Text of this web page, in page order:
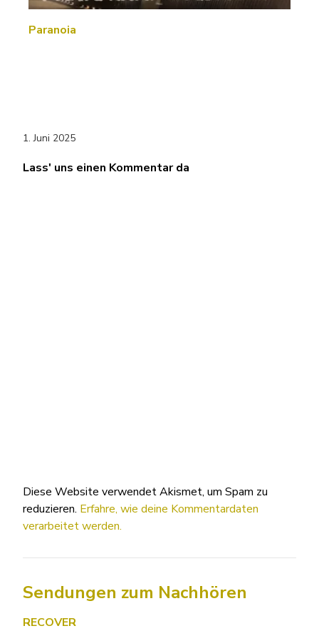
Paranoia
1. Juni 2025
Lass' uns einen Kommentar da
Diese Website verwendet Akismet, um Spam zu
reduzieren. Erfahre, wie deine Kommentardaten
verarbeitet werden.
Sendungen zum Nachhören
RECOVER